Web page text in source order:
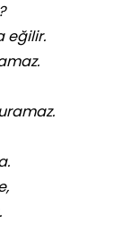
eğilir.